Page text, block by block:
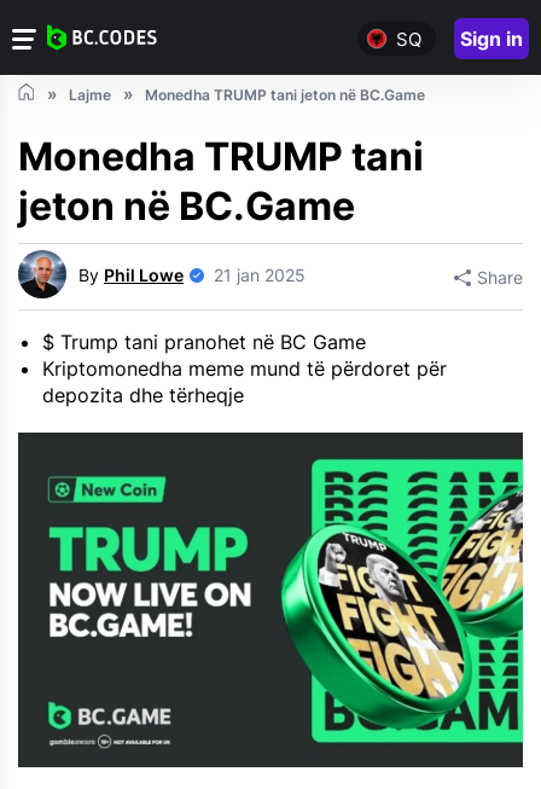
SQ Sign in
Lajme Monedha TRUMP tani jeton në BC.Game
Monedha TRUMP tani
jeton në BC.Game
By Phil Lowe 21 jan 2025 Share
$ Trump tani pranohet në BC Game
Kriptomonedha meme mund të përdoret për
depozita dhe tërheqje